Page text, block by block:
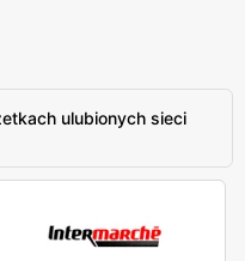
ulubionych sieci